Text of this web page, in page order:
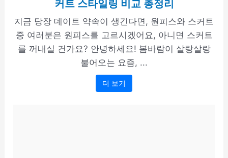
커트 스타일링 비교 총정리
지금 당장 데이트 약속이 생긴다면, 원피스와 스커트
중 여러분은 원피스를 고르시겠어요, 아니면 스커트
를 꺼내실 건가요? 안녕하세요! 봄바람이 살랑살랑
불어오는 요즘, ...
더 보기